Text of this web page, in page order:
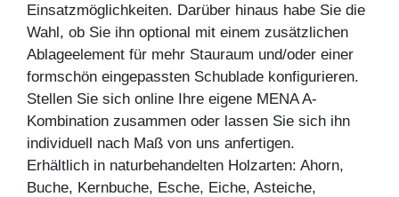
Einsatzmöglichkeiten. Darüber hinaus habe Sie die
Wahl, ob Sie ihn optional mit einem zusätzlichen
Ablageelement für mehr Stauraum und/oder einer
formschön eingepassten Schublade konfigurieren.
Stellen Sie sich online Ihre eigene MENA A-
Kombination zusammen oder lassen Sie sich ihn
individuell nach Maß von uns anfertigen.
Erhältlich in naturbehandelten Holzarten: Ahorn,
Buche, Kernbuche, Esche, Eiche, Asteiche,